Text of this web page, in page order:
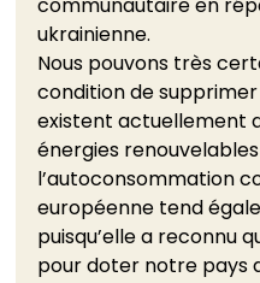
communautaire en
ukrainienne.
Nous pouvons très
condition de
existent actuellement
énergies
l’autoconsommation
européenne tend
puisqu’elle a reconnu
pour doter notre pays